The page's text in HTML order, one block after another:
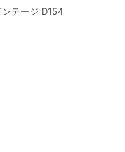
テージ D154